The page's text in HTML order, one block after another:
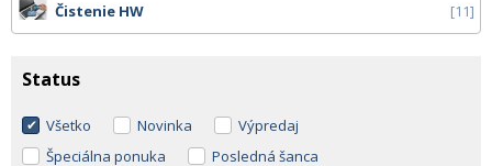
Čistenie HW 11
Status
Všetko Novinka
Výpredaj
Špeciálna ponuka
Posledná šanca